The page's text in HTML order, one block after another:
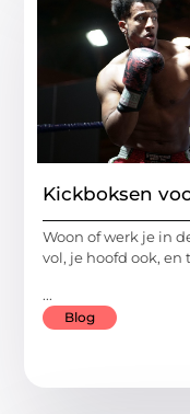
Kickboksen
Woon of werk je in
vol, je hoofd ook, en
...
Blog